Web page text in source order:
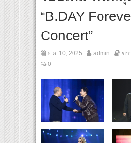
“B.DAY
Concert”
ธ.ค. 10, 2025 admin
ข่า
0